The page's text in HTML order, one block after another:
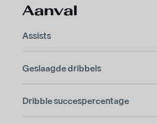
Aanval
Assists
Geslaagde dribbels
Dribble succespercentage